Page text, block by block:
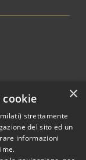
×
strettamente
del sito ed un
informazioni